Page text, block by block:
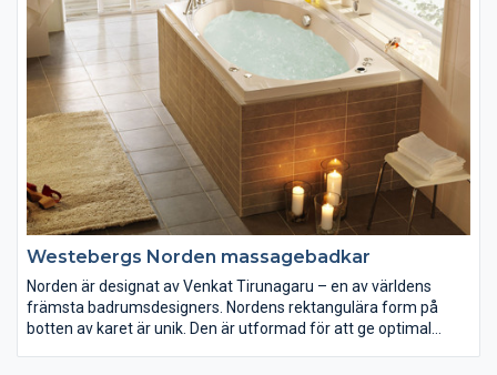
Westebergs Norden massagebadkar
Norden är designat av Venkat Tirunagaru – en av världens
främsta badrumsdesigners. Nordens rektangulära form på
botten av karet är unik. Den är utformad för att ge optimal